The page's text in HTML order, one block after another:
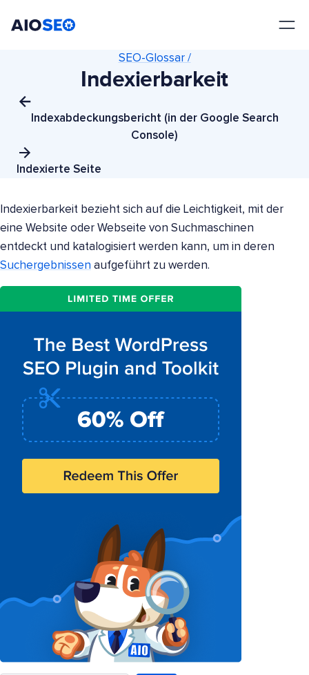
Indexabdeckungsbericht (in der Google Search
Console)
SEO-Glossar /
Indexierbarkeit
Indexierte Seite
Indexierbarkeit bezieht sich auf die Leichtigkeit, mit der
eine Website oder Webseite von Suchmaschinen
entdeckt und katalogisiert werden kann, um in deren
Suchergebnissen aufgeführt zu werden.